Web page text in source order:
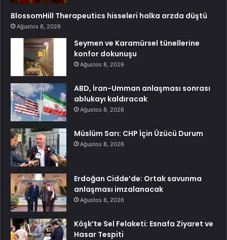
BlossomHill Therapeutics hisseleri halka arzda düştü
Ağustos 8, 2026
Seymen ve Karamürsel tünellerine
konfor dokunuşu
Ağustos 8, 2026
ABD, İran-Umman anlaşması sonrası
ablukayı kaldıracak
Ağustos 8, 2026
Müslüm Sarı: CHP İçin Üzücü Durum
Ağustos 8, 2026
Erdoğan Cidde’de: Ortak savunma
anlaşması imzalanacak
Ağustos 8, 2026
Köşk’te Sel Felaketi: Esnafa Ziyaret ve
Hasar Tespiti